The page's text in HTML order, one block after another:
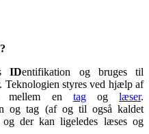
IDentifikation og bruges til
styres ved hjælp af
mellem en tagoglæser.
og tag (af og til også kaldet
og der kan ligeledes læses og